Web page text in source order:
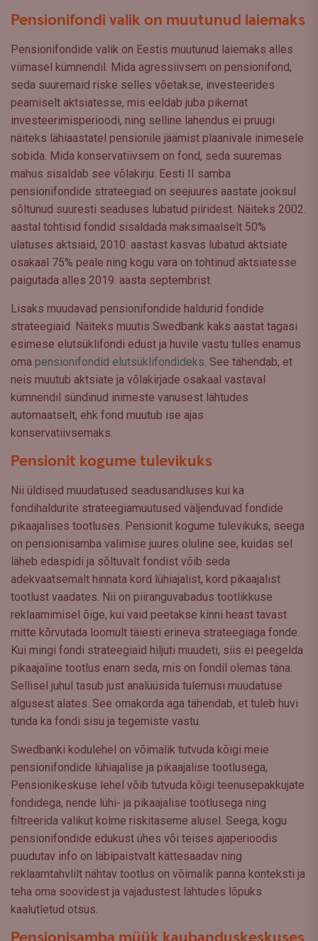
Pensionifondi valik on muutunud laiemaks
Pensionifondide valik on Eestis muutunud laiemaks alles
viimasel kümnendil. Mida agressiivsem on pensionifond,
seda suuremaid riske selles võetakse, investeerides
peamiselt aktsiatesse, mis eeldab juba pikemat
investeerimisperioodi, ning selline lahendus ei pruugi
näiteks lähiaastatel pensionile jäämist plaanivale inimesele
sobida. Mida konservatiivsem on fond, seda suuremas
mahus sisaldab see võlakirju. Eesti II samba
pensionifondide strateegiad on seejuures aastate jooksul
sõltunud suuresti seaduses lubatud piiridest. Näiteks 2002.
aastal tohtisid fondid sisaldada maksimaalselt 50%
ulatuses aktsiaid, 2010. aastast kasvas lubatud aktsiate
osakaal 75% peale ning kogu vara on tohtinud aktsiatesse
paigutada alles 2019. aasta septembrist.
Lisaks muudavad pensionifondide haldurid fondide
strateegiaid. Näiteks muutis Swedbank kaks aastat tagasi
esimese elutsüklifondi edust ja huvile vastu tulles enamus
oma pensionifondid elutsüklifondideks. See tähendab, et
neis muutub aktsiate ja võlakirjade osakaal vastaval
kümnendil sündinud inimeste vanusest lähtudes
automaatselt, ehk fond muutub ise ajas
konservatiivsemaks.
Pensionit kogume tulevikuks
Nii üldised muudatused seadusandluses kui ka
fondihaldurite strateegiamuutused väljenduvad fondide
pikaajalises tootluses. Pensionit kogume tulevikuks, seega
on pensionisamba valimise juures oluline see, kuidas sel
läheb edaspidi ja sõltuvalt fondist võib seda
adekvaatsemalt hinnata kord lühiajalist, kord pikaajalist
tootlust vaadates. Nii on piiranguvabadus tootlikkuse
reklaamimisel õige, kui vaid peetakse kinni heast tavast
mitte kõrvutada loomult täiesti erineva strateegiaga fonde.
Kui mingi fondi strateegiaid hiljuti muudeti, siis ei peegelda
pikaajaline tootlus enam seda, mis on fondil olemas täna.
Sellisel juhul tasub just analüüsida tulemusi muudatuse
algusest alates. See omakorda aga tähendab, et tuleb huvi
tunda ka fondi sisu ja tegemiste vastu.
Swedbanki kodulehel on võimalik tutvuda kõigi meie
pensionifondide lühiajalise ja pikaajalise tootlusega,
Pensionikeskuse lehel võib tutvuda kõigi teenusepakkujate
fondidega, nende lühi- ja pikaajalise tootlusega ning
filtreerida valikut kolme riskitaseme alusel. Seega, kogu
pensionifondide edukust ühes või teises ajaperioodis
puudutav info on läbipaistvalt kättesaadav ning
reklaamtahvlilt nähtav tootlus on võimalik panna konteksti ja
teha oma soovidest ja vajadustest lähtudes lõpuks
kaalutletud otsus.